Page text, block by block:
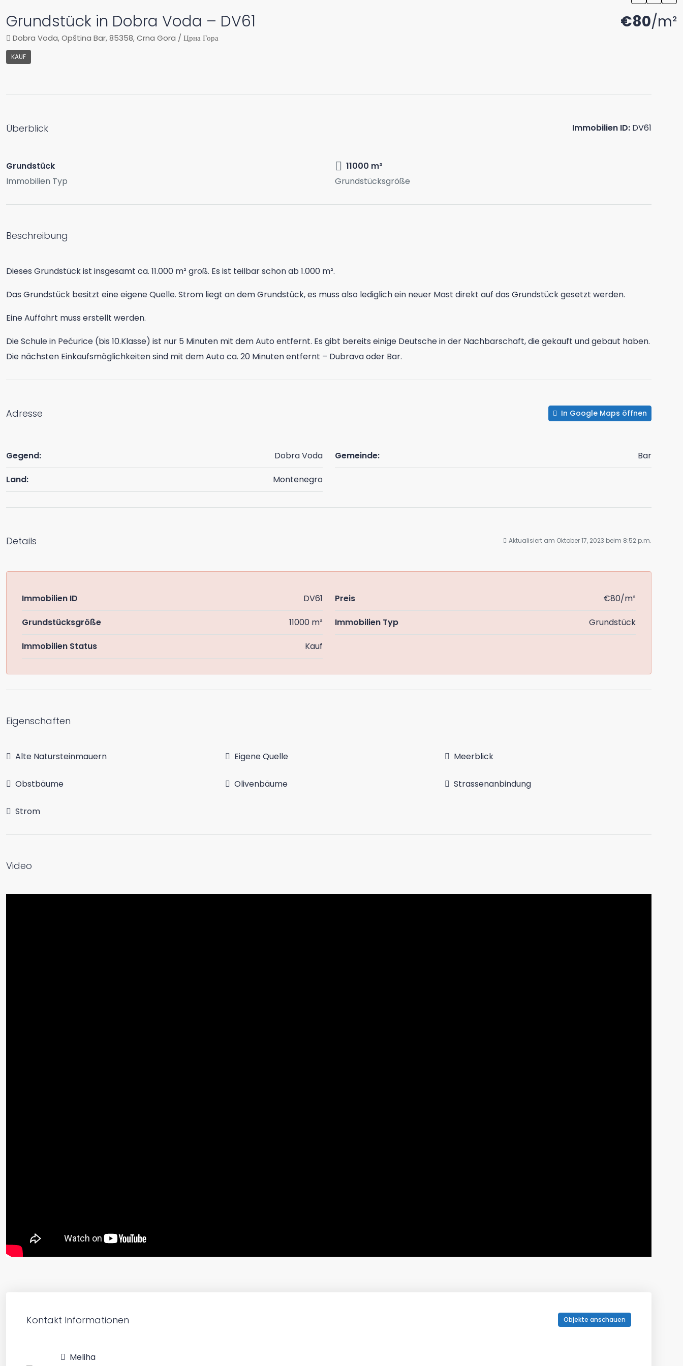
Grundstück in Dobra Voda – DV61
Dobra Voda, Opština Bar, 85358, Crna Gora / Црна Гора
KAUF
€80/m²
Überblick Immobilien ID: DV61
Grundstück
Immobilien Typ
11000 m²
Grundstücksgröße
Beschreibung
Dieses Grundstück ist insgesamt ca. 11.000 m² groß. Es ist teilbar schon ab 1.000 m².
Das Grundstück besitzt eine eigene Quelle. Strom liegt an dem Grundstück, es muss also lediglich ein neuer Mast direkt auf das Grundstück gesetzt werden.
Eine Auffahrt muss erstellt werden.
Die Schule in Pećurice (bis 10.Klasse) ist nur 5 Minuten mit dem Auto entfernt. Es gibt bereits einige Deutsche in der Nachbarschaft, die gekauft und gebaut haben.
Die nächsten Einkaufsmöglichkeiten sind mit dem Auto ca. 20 Minuten entfernt – Dubrava oder Bar.
Adresse In Google Maps öffnen
Gegend: Dobra Voda Gemeinde: Bar
Land: Montenegro
Details Aktualisiert am Oktober 17, 2023 beim 8:52 p.m.
Immobilien ID DV61 Preis €80/m²
Grundstücksgröße 11000 m² Immobilien Typ Grundstück
Immobilien Status Kauf
Eigenschaften
Alte Natursteinmauern Eigene Quelle Meerblick
Obstbäume Olivenbäume Strassenanbindung
Strom
Video
Kontakt Informationen Objekte anschauen
Meliha